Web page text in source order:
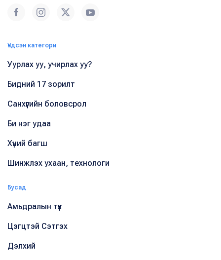
Үндсэн категори
Уурлах уу, учирлах уу?
Бидний 17 зорилт
Санхүүгийн боловсрол
Би нэг удаа
Хүний багш
Шинжлэх ухаан, технологи
Бусад
Амьдралын түүх
Цэгцтэй Сэтгэх
Дэлхий